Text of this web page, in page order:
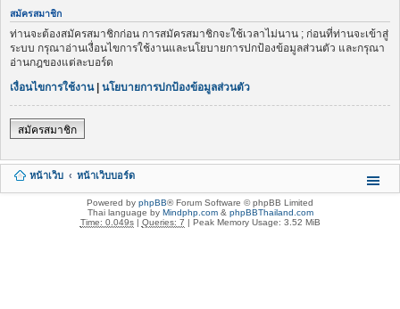
สมัครสมาชิก
ท่านจะต้องสมัครสมาชิกก่อน การสมัครสมาชิกจะใช้เวลาไม่นาน ; ก่อนที่ท่านจะเข้าสู่
ระบบ กรุณาอ่านเงื่อนไขการใช้งานและนโยบายการปกป้องข้อมูลส่วนตัว และกรุณา
อ่านกฎของแต่ละบอร์ด
เงื่อนไขการใช้งาน| นโยบายการปกป้องข้อมูลส่วนตัว
สมัครสมาชิก
หน้าเว็บ หน้าเว็บบอร์ด
Powered by phpBB® Forum Software © phpBB Limited
Thai language by Mindphp.com& phpBBThailand.com
Time: 0.049s| Queries: 7 | Peak Memory Usage: 3.52 MiB